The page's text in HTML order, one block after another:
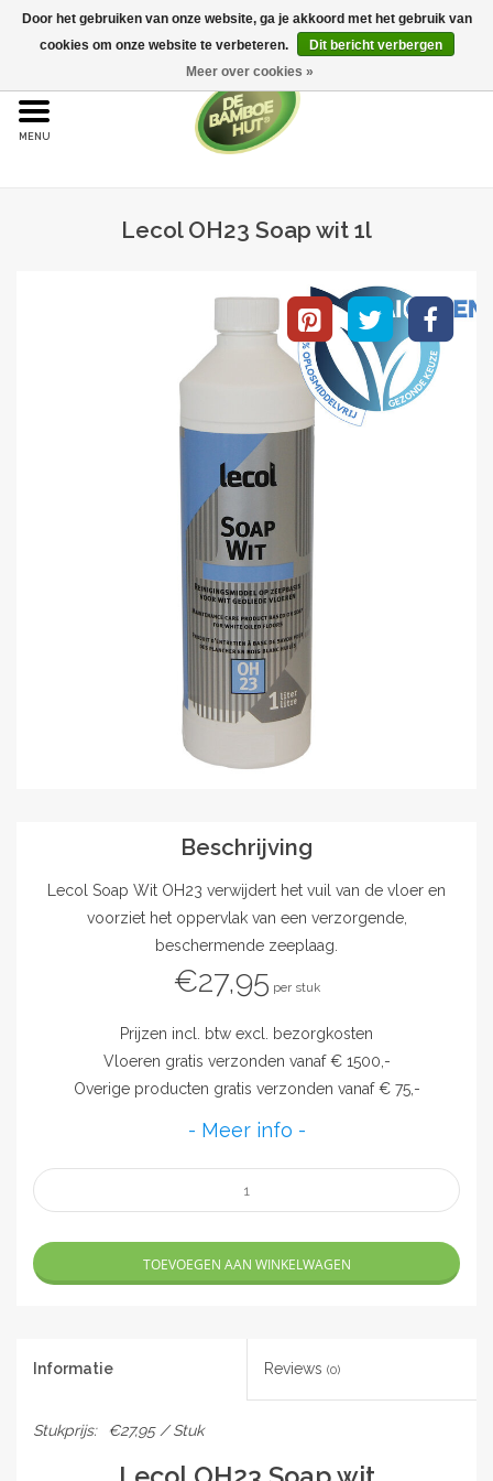
Home
Lecol OH23 Soap wit 1l
Beschrijving
Lecol Soap Wit OH23 verwijdert het vuil van de vloer en
voorziet het oppervlak van een verzorgende,
beschermende zeeplaag.
€27,95 per stuk
Prijzen incl. btw excl. bezorgkosten
Vloeren gratis verzonden vanaf € 1500,-
Overige producten gratis verzonden vanaf € 75,-
- Meer info -
TOEVOEGEN AAN WINKELWAGEN
Informatie Reviews (0)
Stukprijs: €27,95 / Stuk
Door het gebruiken van onze website, ga je akkoord met het gebruik van
cookies om onze website te verbeteren.
Dit bericht verbergen
Meer over cookies »